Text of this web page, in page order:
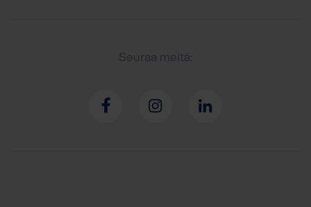
Seuraa meitä: